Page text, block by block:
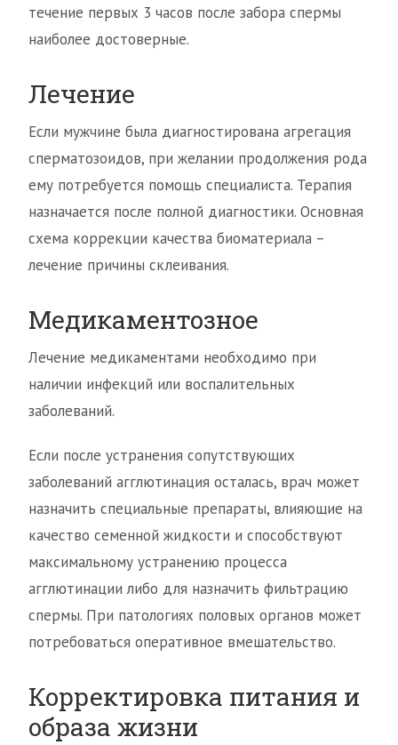
течение первых 3 часов после забора спермы
наиболее достоверные.
Лечение
Если мужчине была диагностирована агрегация
сперматозоидов, при желании продолжения рода
ему потребуется помощь специалиста. Терапия
назначается после полной диагностики. Основная
схема коррекции качества биоматериала –
лечение причины склеивания.
Медикаментозное
Лечение медикаментами необходимо при
наличии инфекций или воспалительных
заболеваний.
Если после устранения сопутствующих
заболеваний агглютинация осталась, врач может
назначить специальные препараты, влияющие на
качество семенной жидкости и способствуют
максимальному устранению процесса
агглютинации либо для назначить фильтрацию
спермы. При патологиях половых органов может
потребоваться оперативное вмешательство.
Корректировка питания и
образа жизни